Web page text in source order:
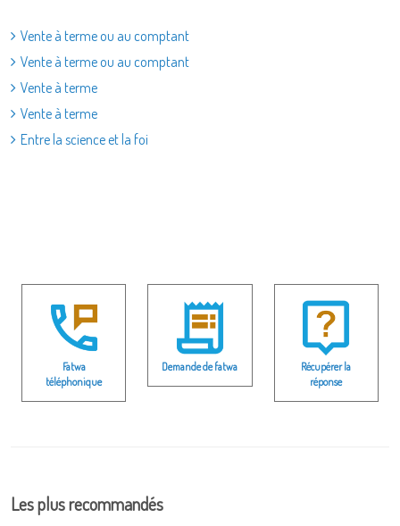
Vente à terme ou au comptant
Vente à terme ou au comptant
Vente à terme
Vente à terme
Entre la science et la foi
Fatwa
téléphonique
Demande de fatwa
Récupérer la
réponse
Les plus recommandés